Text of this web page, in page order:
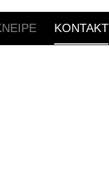
KONTAKT